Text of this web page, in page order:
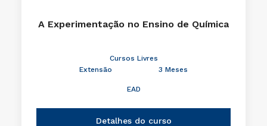
A Experimentação no Ensino de Química
Cursos Livres
Extensão
3 Meses
EAD
Detalhes do curso